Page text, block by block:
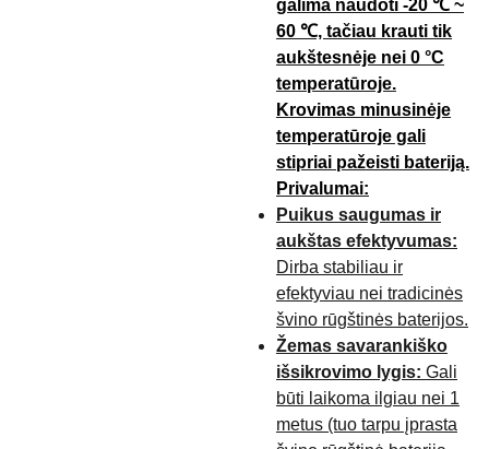
galima naudoti -20 ℃ ~
60 ℃, tačiau krauti tik
aukštesnėje nei 0 °C
temperatūroje.
Krovimas minusinėje
temperatūroje gali
stipriai pažeisti bateriją.
Privalumai:
Puikus saugumas ir
aukštas efektyvumas:
Dirba stabiliau ir
efektyviau nei tradicinės
švino rūgštinės baterijos.
Žemas savarankiško
išsikrovimo lygis: Gali
būti laikoma ilgiau nei 1
metus (tuo tarpu įprasta